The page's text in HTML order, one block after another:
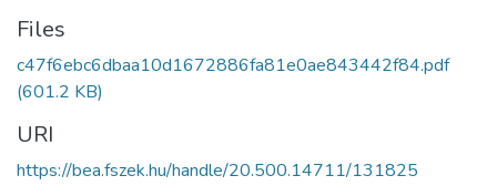
Files
c47f6ebc6dbaa10d1672886fa81e0ae843442f84.pdf
(601.2 KB)
URI
https://bea.fszek.hu/handle/20.500.14711/131825